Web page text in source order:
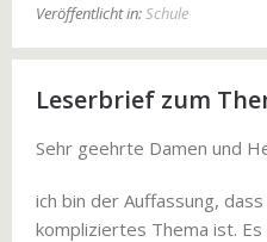
Veröffentlicht in:Schule
Leserbrief zum
Sehr geehrte Damen und
ich bin der Auffassung,
kompliziertes Thema ist.